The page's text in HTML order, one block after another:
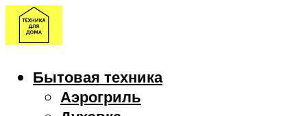
Бытовая техника
Аэрогриль